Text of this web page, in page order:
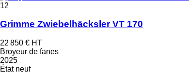
12
Grimme Zwiebelhäcksler VT 170
22 850 € HT
Broyeur de fanes
2025
Étatneuf